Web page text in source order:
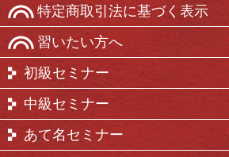
特定商取引法に基づく表示
習いたい方へ
初級セミナー
中級セミナー
あて名セミナー